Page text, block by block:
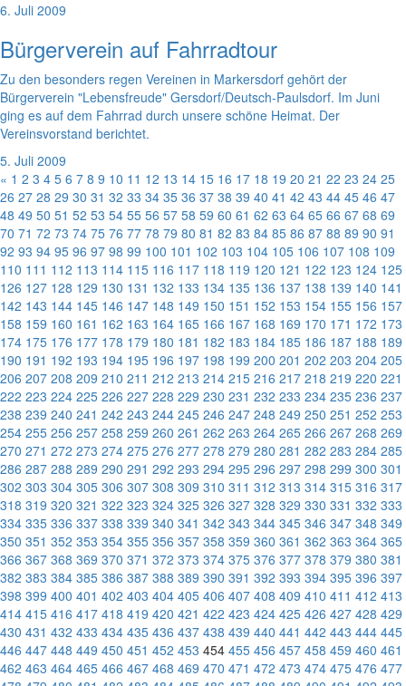
6. Juli 2009
Bürgerverein auf Fahrradtour
Zu den besonders regen Vereinen in Markersdorf gehört der
Bürgerverein "Lebensfreude" Gersdorf/Deutsch-Paulsdorf. Im Juni
ging es auf dem Fahrrad durch unsere schöne Heimat. Der
Vereinsvorstand berichtet.
5. Juli 2009
« 1 2 3 4 5 6 7 8 9 10 11 12 13 14 15 16 17 18 19 20 21 22 23 24 25
26 27 28 29 30 31 32 33 34 35 36 37 38 39 40 41 42 43 44 45 46 47
48 49 50 51 52 53 54 55 56 57 58 59 60 61 62 63 64 65 66 67 68 69
70 71 72 73 74 75 76 77 78 79 80 81 82 83 84 85 86 87 88 89 90 91
92 93 94 95 96 97 98 99 100 101 102 103 104 105 106 107 108 109
110 111 112 113 114 115 116 117 118 119 120 121 122 123 124 125
126 127 128 129 130 131 132 133 134 135 136 137 138 139 140 141
142 143 144 145 146 147 148 149 150 151 152 153 154 155 156 157
158 159 160 161 162 163 164 165 166 167 168 169 170 171 172 173
174 175 176 177 178 179 180 181 182 183 184 185 186 187 188 189
190 191 192 193 194 195 196 197 198 199 200 201 202 203 204 205
206 207 208 209 210 211 212 213 214 215 216 217 218 219 220 221
222 223 224 225 226 227 228 229 230 231 232 233 234 235 236 237
238 239 240 241 242 243 244 245 246 247 248 249 250 251 252 253
254 255 256 257 258 259 260 261 262 263 264 265 266 267 268 269
270 271 272 273 274 275 276 277 278 279 280 281 282 283 284 285
286 287 288 289 290 291 292 293 294 295 296 297 298 299 300 301
302 303 304 305 306 307 308 309 310 311 312 313 314 315 316 317
318 319 320 321 322 323 324 325 326 327 328 329 330 331 332 333
334 335 336 337 338 339 340 341 342 343 344 345 346 347 348 349
350 351 352 353 354 355 356 357 358 359 360 361 362 363 364 365
366 367 368 369 370 371 372 373 374 375 376 377 378 379 380 381
382 383 384 385 386 387 388 389 390 391 392 393 394 395 396 397
398 399 400 401 402 403 404 405 406 407 408 409 410 411 412 413
414 415 416 417 418 419 420 421 422 423 424 425 426 427 428 429
430 431 432 433 434 435 436 437 438 439 440 441 442 443 444 445
446 447 448 449 450 451 452 453 454 455 456 457 458 459 460 461
462 463 464 465 466 467 468 469 470 471 472 473 474 475 476 477